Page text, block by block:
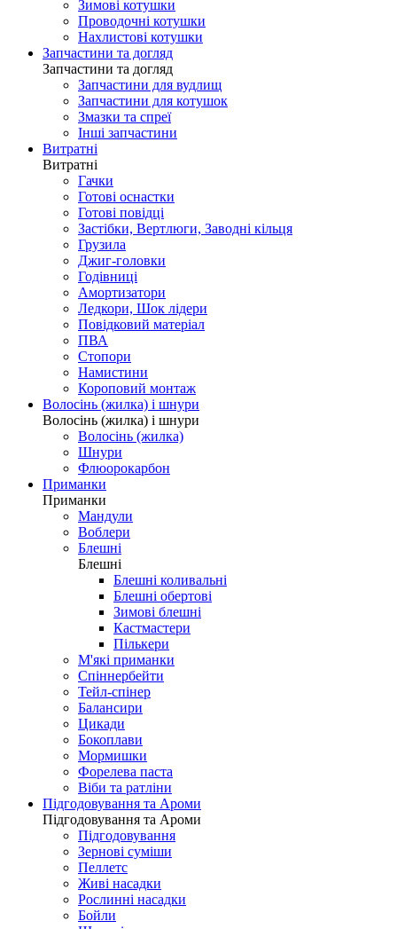
Зимові котушки
Проводочні котушки
Нахлистові котушки
Запчастини та догляд
Запчастини та догляд
Запчастини для вудлищ
Запчастини для котушок
Змазки та спреї
Інші запчастини
Витратні
Витратні
Гачки
Готові оснастки
Готові повідці
Застібки, Вертлюги, Заводні кільця
Грузила
Джиг-головки
Годівниці
Амортизатори
Ледкори, Шок лідери
Повідковий матеріал
ПВА
Стопори
Намистини
Короповий монтаж
Волосінь (жилка) і шнури
Волосінь (жилка) і шнури
Волосінь (жилка)
Шнури
Флюорокарбон
Приманки
Приманки
Мандули
Воблери
Блешні
Блешні
Блешні коливальні
Блешні обертові
Зимові блешні
Кастмастери
Пількери
М'які приманки
Спіннербейти
Тейл-спінер
Балансири
Цикади
Бокоплави
Мормишки
Форелева паста
Віби та ратліни
Підгодовування та Ароми
Підгодовування та Ароми
Підгодовування
Зернові суміши
Пеллетс
Живі насадки
Рослинні насадки
Бойли